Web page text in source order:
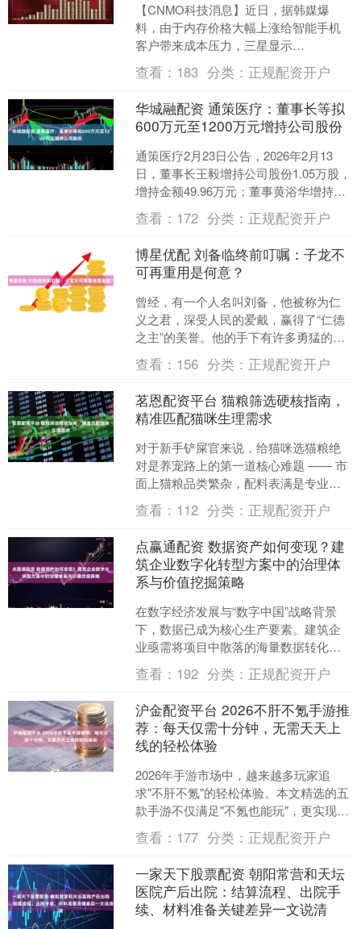
【CNMO科技消息】近日，据韩媒爆
料，由于内存价格大幅上涨给智能手机
客户带来成本压力，三星显示
（Samsung Display）遭受直接冲击。三
星电子决定为其主....
查看： 183 分类： 正规配资开户
华城融配资 通策医疗：董事长等拟
600万元至1200万元增持公司股份
通策医疗2月23日公告，2026年2月13
日，董事长王毅增持公司股份1.05万股，
增持金额49.96万元；董事黄浴华增持公
司股份1万股，增持金额47.605万元....
查看： 172 分类： 正规配资开户
博星优配 刘备临终前叮嘱：子龙不
可再重用是何意？
曾经，有一个人名叫刘备，他被称为仁
义之君，深受人民的爱戴，赢得了“仁德
之主”的美誉。他的手下有许多勇猛的将
领，如关羽、张飞、赵云等，这些英雄
人物帮助刘备打败了强....
查看： 156 分类： 正规配资开户
茗恩配资平台 猫粮筛选硬核指南，
精准匹配猫咪生理需求
对于新手铲屎官来说，给猫咪选猫粮绝
对是养宠路上的第一道核心难题 —— 市
面上猫粮品类繁杂，配料表满是专业术
语，稍不注意就容易踩坑。而选对猫粮
是科学喂养的基础，直....
查看： 112 分类： 正规配资开户
点赢通配资 数据资产如何变现？建
筑企业数字化转型方案中的治理体
系与价值挖掘策略
在数字经济发展与“数字中国”战略背景
下，数据已成为核心生产要素。建筑企
业亟需将项目中散落的海量数据转化为
可量化、可流通、可变现的数据资产，
以应对数字化转型挑战。....
查看： 192 分类： 正规配资开户
沪金配资平台 2026不肝不氪手游推
荐：每天仅需十分钟，无需天天上
线的轻松体验
2026年手游市场中，越来越多玩家追
求"不肝不氪"的轻松体验。本文精选的五
款手游不仅满足"不氪也能玩"，更实现
了"每天十几分钟"即可完成核心内
容、“不需要天天上....
查看： 177 分类： 正规配资开户
一家天下股票配资 朝阳常营和天坛
医院产后出院：结算流程、出院手
续、材料准备关键差异一文说清